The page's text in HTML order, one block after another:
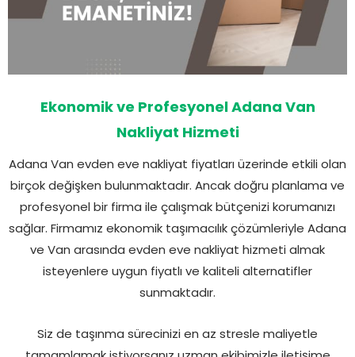
Ekonomik ve Profesyonel Adana Van
Nakliyat Hizmeti
Adana Van evden eve nakliyat fiyatları üzerinde etkili olan
birçok değişken bulunmaktadır. Ancak doğru planlama ve
profesyonel bir firma ile çalışmak bütçenizi korumanızı
sağlar. Firmamız ekonomik taşımacılık çözümleriyle Adana
ve Van arasında evden eve nakliyat hizmeti almak
isteyenlere uygun fiyatlı ve kaliteli alternatifler
sunmaktadır.
Siz de taşınma sürecinizi en az stresle maliyetle